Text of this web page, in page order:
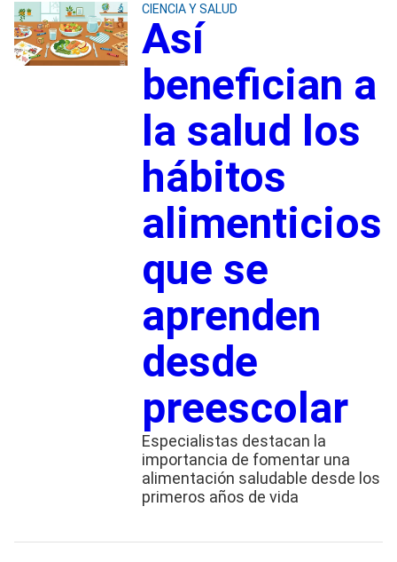
CIENCIA Y SALUD
Así
benefician a
la salud los
hábitos
alimenticios
que se
aprenden
desde
preescolar
Especialistas destacan la
importancia de fomentar una
alimentación saludable desde los
primeros años de vida